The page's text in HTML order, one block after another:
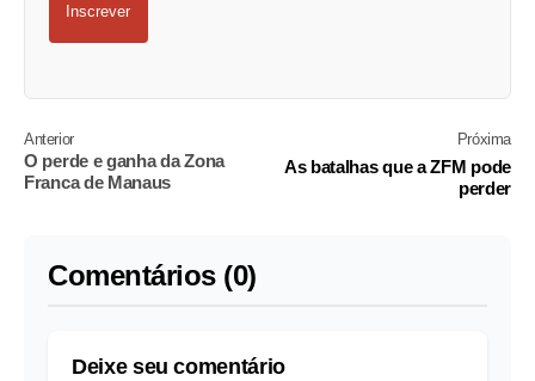
Inscrever
Anterior
O perde e ganha da Zona
Franca de Manaus
Próxima
As batalhas que a ZFM pode
perder
Comentários (0)
Deixe seu comentário